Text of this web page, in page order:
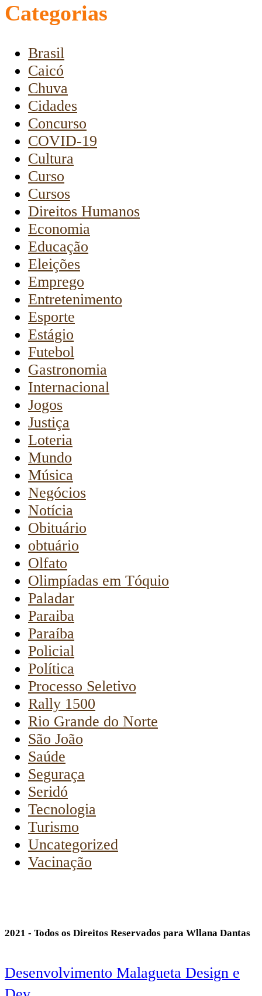
Categorias
Brasil
Caicó
Chuva
Cidades
Concurso
COVID-19
Cultura
Curso
Cursos
Direitos Humanos
Economia
Educação
Eleições
Emprego
Entretenimento
Esporte
Estágio
Futebol
Gastronomia
Internacional
Jogos
Justiça
Loteria
Mundo
Música
Negócios
Notícia
Obituário
obtuário
Olfato
Olimpíadas em Tóquio
Paladar
Paraiba
Paraíba
Policial
Política
Processo Seletivo
Rally 1500
Rio Grande do Norte
São João
Saúde
Seguraça
Seridó
Tecnologia
Turismo
Uncategorized
Vacinação
2021 - Todos os Direitos Reservados para Wllana Dantas
Desenvolvimento Malagueta Design e